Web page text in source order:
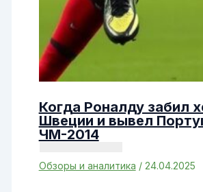
Когда Роналду забил
Швеции и вывел
ЧМ-2014
Обзоры и аналитика / 24.04.2025